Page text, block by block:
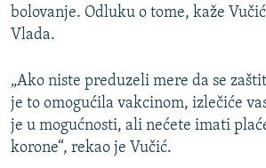
bolovanje. Odluku o tome, kaže
Vlada.
„Ako niste preduzeli mere da se
je to omogućila vakcinom, izlečiće
je u mogućnosti, ali nećete imati
korone“, rekao je Vučić.